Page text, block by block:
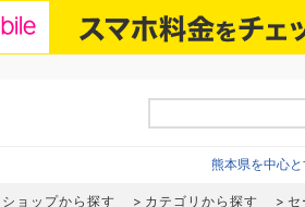
熊本県を中心
ショップから探す カテゴリから探す